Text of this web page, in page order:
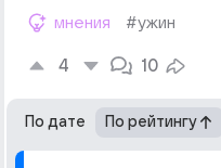
мнения #ужин
4 10
По дате По рейтингу